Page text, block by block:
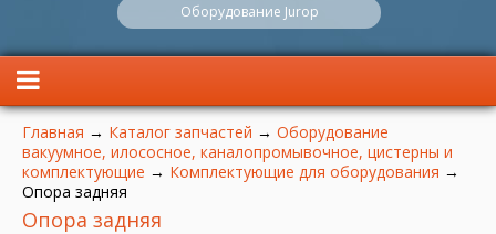
Оборудование Jurop
Вы здесь
Главная → Каталог запчастей → Оборудование
вакуумное, илососное, каналопромывочное, цистерны и
комплектующие → Комплектующие для оборудования →
Опора задняя
Опора задняя